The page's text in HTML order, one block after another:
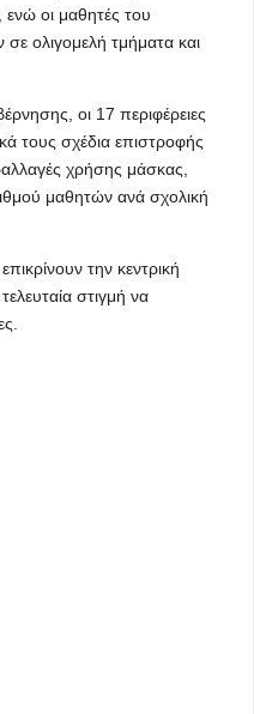
οι μαθητές του
ολιγομελή τμήματα και
οι 17 περιφέρειες
τους σχέδια επιστροφής
χρήσης μάσκας,
μαθητών ανά σχολική
την κεντρική
στιγμή να